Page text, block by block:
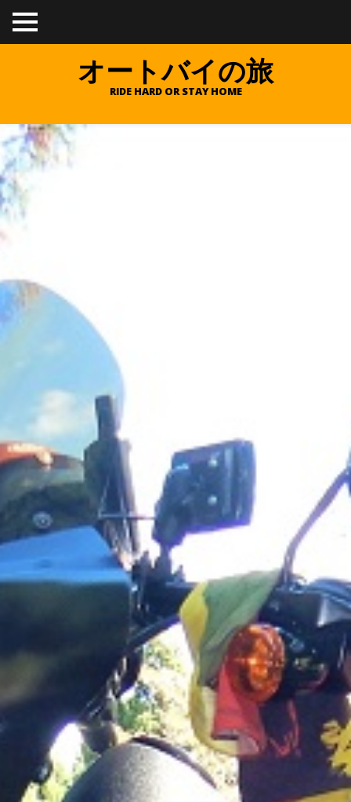
TO
GGL
オートバイの旅
RIDE HARD OR STAY HOME